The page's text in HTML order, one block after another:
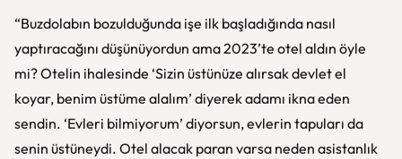
“Buzdolabın bozulduğunda işe ilk başladığında nasıl
yaptıracağını düşünüyordun ama 2023’te otel aldın öyle
mi? Otelin ihalesinde ‘Sizin üstünüze alırsak devlet el
koyar, benim üstüme alalım’ diyerek adamı ikna eden
sendin. ‘Evleri bilmiyorum’ diyorsun, evlerin tapuları da
senin üstüneydi. Otel alacak paran varsa neden asistanlık